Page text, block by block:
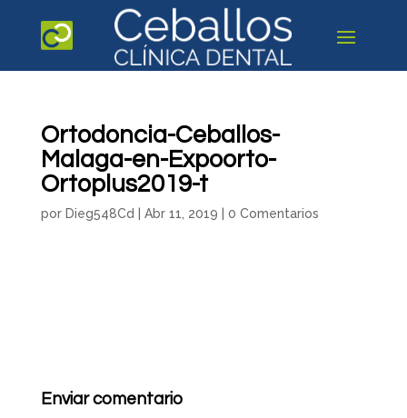
Ortodoncia-Ceballos-
Malaga-en-Expoorto-
Ortoplus2019-t
por Dieg548Cd Abr 11, 2019 0 Comentarios
Enviar comentario